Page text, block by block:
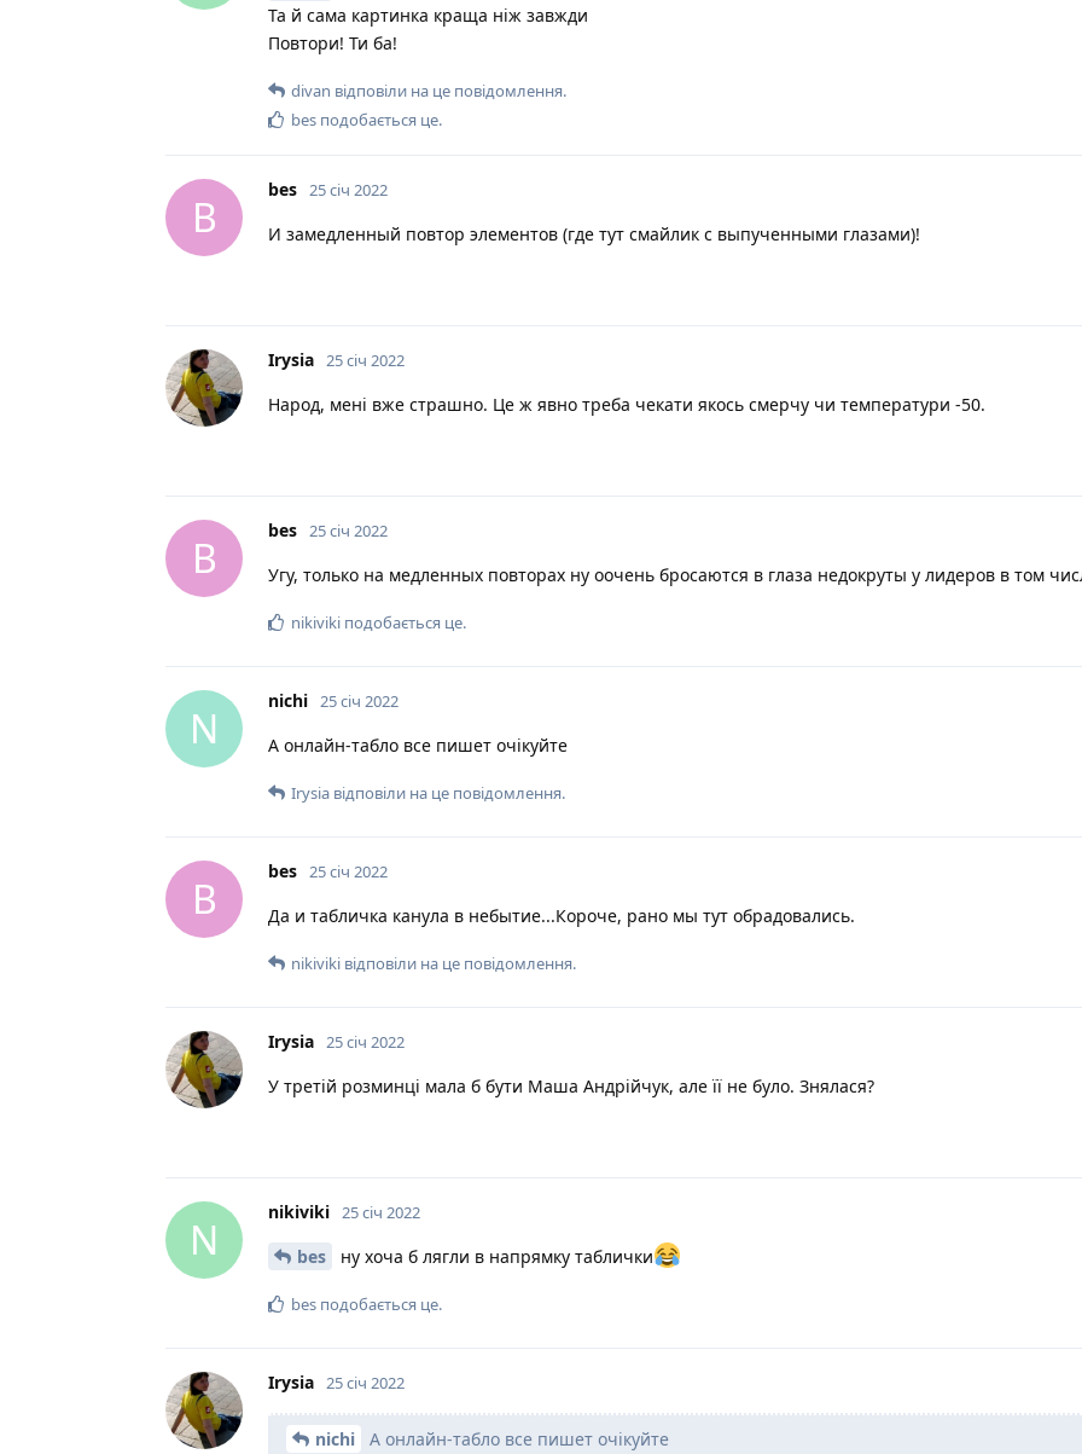
Та й сама картинка краща ніж завжди
Повтори! Ти ба!
divan відповіли на це повідомлення.
bes подобається це.
B
bes 25 січ 2022
И замедленный повтор элементов (где тут смайлик с выпученными глазами)!
Irysia 25 січ 2022
Народ, мені вже страшно. Це ж явно треба чекати якось смерчу чи температури -50.
B
bes 25 січ 2022
Угу, только на медленных повторах ну оочень бросаются в глаза недокруты у лидеров в том
nikiviki подобається це.
N
nichi 25 січ 2022
А онлайн-табло все пишет очікуйте
Irysia відповіли на це повідомлення.
B
bes 25 січ 2022
Да и табличка канула в небытие...Короче, рано мы тут обрадовались.
nikiviki відповіли на це повідомлення.
Irysia 25 січ 2022
У третій розминці мала б бути Маша Андрійчук, але її не було. Знялася?
N
nikiviki 25 січ 2022
bes ну хоча б лягли в напрямку таблички
bes подобається це.
Irysia 25 січ 2022
nichi А онлайн-табло все пишет очікуйте